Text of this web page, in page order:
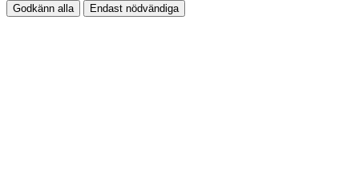
Godkänn alla Endast nödvändiga